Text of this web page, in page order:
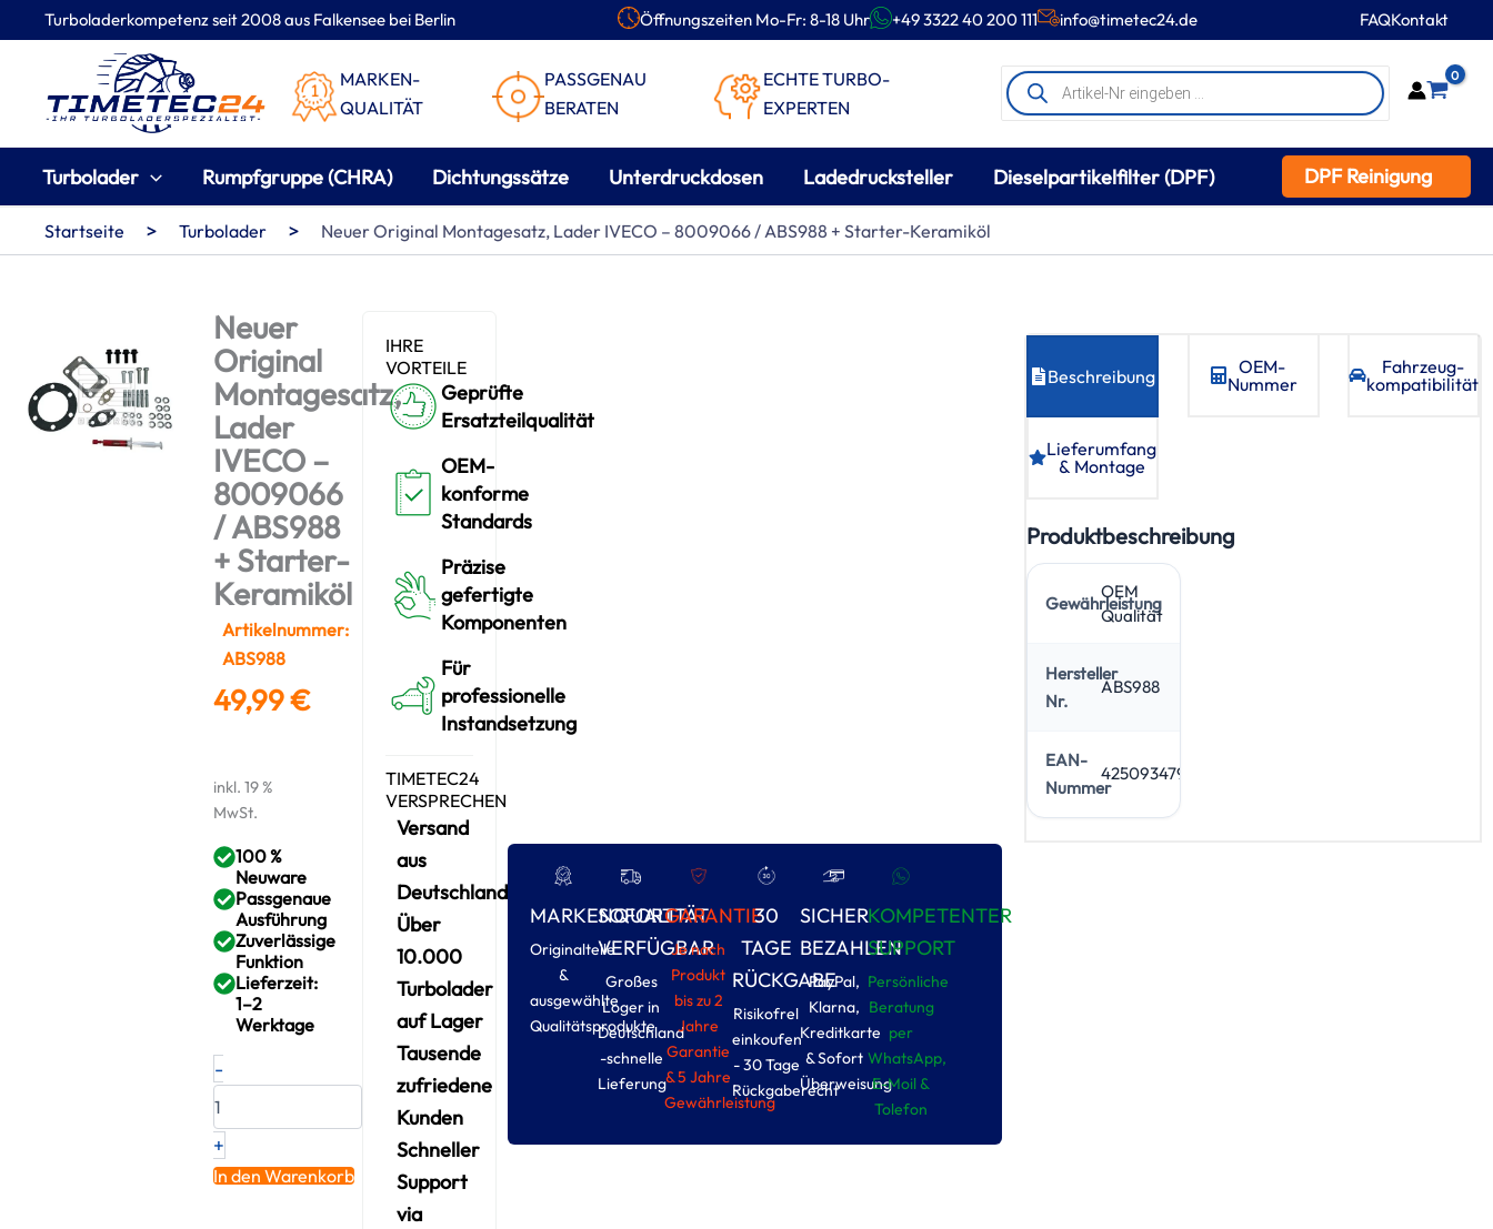
Turboladerkompetenz seit 2008 aus Falkensee bei Berlin Öffnungszeiten Mo-Fr: 8-18 Uhr +49 3322 40 200 111 info@timetec24.de FAQKontakt
MARKEN-
QUALITÄT
PASSGENAU
BERATEN
ECHTE TURBO-
EXPERTEN
Products
search
0
Turbolader Rumpfgruppe (CHRA) Dichtungssätze Unterdruckdosen Ladedrucksteller Dieselpartikelfilter (DPF) DPF Reinigung
Inhalt
Startseite > Turbolader > Neuer Original Montagesatz, Lader IVECO – 8009066 / ABS988 + Starter-Keramiköl
Neuer
Original
Montagesatz,
Lader
IVECO –
8009066
/ ABS988
+ Starter-
Keramiköl
Artikelnummer:
ABS988
49,99€
inkl. 19 %
MwSt.
100 %
Neuware
Passgenaue
Ausführung
Zuverlässige
Funktion
Lieferzeit:
1–2
Werktage
-Neuer
Original
Lader
IVECO
–
8009066
+
In den Warenkorb
IHRE
VORTEILE
Geprüfte
Ersatzteilqualität
OEM-
konforme
Standards
Präzise
gefertigte
Komponenten
Für
professionelle
Instandsetzung
TIMETEC24
VERSPRECHEN
Versand
aus
Deutschland
Über
10.000
Turbolader
auf Lager
Tausende
zufriedene
Kunden
Schneller
Support
via
MARKENQUALITÄT
Originalteile
&
ausgewählte
Qualitätsprodukte
SOFORT
VERFÜGBAR
Großes
Loger in
Deutschland
-schnelle
Lieferung
GARANTIE
Je nach
Produkt
bis zu 2
Jahre
Garantie
& 5 Jahre
Gewährleistung
30
TAGE
RÜCKGABE
Risikofrel
einkoufen
- 30 Tage
Rückgaberecht
SICHER
BEZAHLEN
PayPal,
Klarna,
Kreditkarte
& Sofort
Überweisung
KOMPETENTER
SUPPORT
Persönliche
Beratung
per
WhatsApp,
E-Moil &
Tolefon
Beschreibung
OEM-
Nummer
Fahrzeug­
kompatibilität
Lieferumfang
& Montage
Produktbeschreibung
Gewährleistung
OEM
Qualität
Hersteller
Nr.
ABS988
EAN-
Nummer
4250934794964